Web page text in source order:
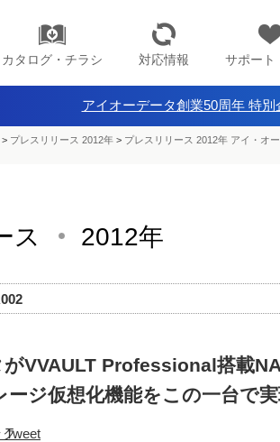
カタログ・チラシ 対応情報 サポート
アイオーデータ創業50周年 特別
> プレスリリース 2012年 > プレスリリース 2012年 アイ・オ
ス 2012年
VVAULT Professional搭載
ジ仮想化機能をこの一台で
ク
Tweet